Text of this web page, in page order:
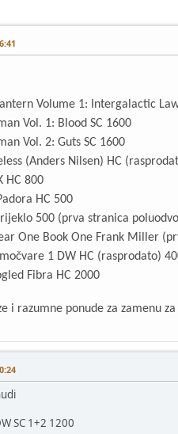
Volume 1: Intergalactic
Vol. 1: Blood SC 1600
Vol. 2: Guts SC 1600
(Anders Nilsen) HC
HC 800
HC 500
500 (prva stranica
One Book One Frank Miller
1 DW HC (rasprodato)
Fibra HC 2000
i razumne ponude za zamenu
SC 1+2 1200